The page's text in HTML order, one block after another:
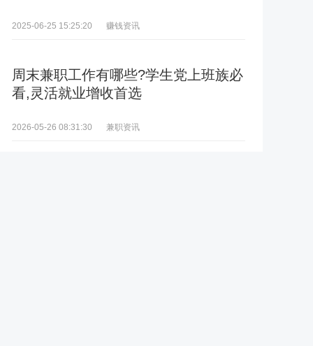
2025-06-25 15:25:20 赚钱资讯
周末兼职工作有哪些?学生党上班族必
看,灵活就业增收首选
2026-05-26 08:31:30 兼职资讯